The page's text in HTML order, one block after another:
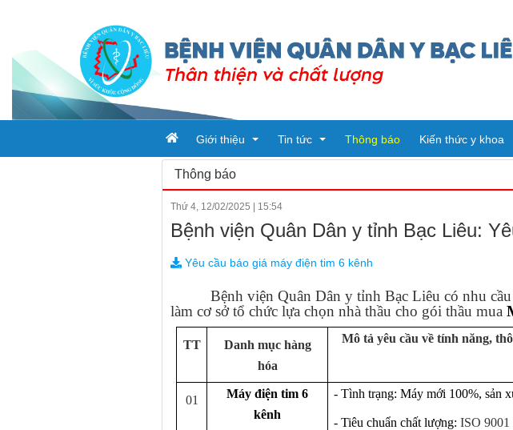
Giới thiệu
Tổ chức bệnh viện
PHÒNG KHTH & VTYT
PHÒNG TÀI CHÍNH - KẾ
Khoa KHOA DƯỢC
KHOA KHÁM BỆNH CẤP CỨU
Tin tức
Tin tức
Thông báo Kiến thức y khoa
Thông báo
Thứ 4, 12/02/2025 | 15:54
Bệnh viện Quân Dân y tỉnh Bạc Liêu:
Yêu cầu báo giá máy điện tim 6 kênh
Bệnh viện Quân Dân y tỉnh Bạc Liêu có nhu cầu
làm cơ sở tổ chức lựa chọn nhà thầu cho gói thầu mua
TT
Danh mục hàng
hóa
Mô tả yêu cầu về tính năng,
01
Máy điện tim 6
kênh
- Tình trạng: Máy mới 100%, sản
- Tiêu chuẩn chất lượng: ISO 9001